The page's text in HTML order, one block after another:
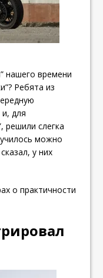
нашего времени
Ребята из
для
решили слегка
можно
у них
о практичности